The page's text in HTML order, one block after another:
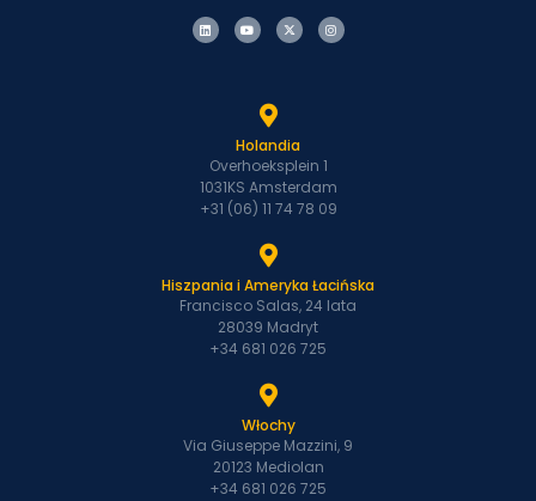
Holandia
Overhoeksplein 1
1031KS Amsterdam
+31 (06) 11 74 78 09
Hiszpania i Ameryka Łacińska
Francisco Salas, 24 lata
28039 Madryt
+34 681 026 725
Włochy
Via Giuseppe Mazzini, 9
20123 Mediolan
+34 681 026 725